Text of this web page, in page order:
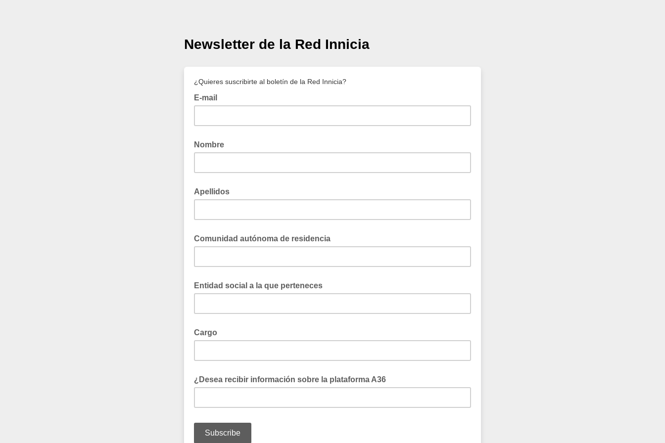
Newsletter de la Red Innicia
¿Quieres suscribirte al boletín de la Red Innicia?
E-mail
Nombre
Apellidos
Comunidad autónoma de residencia
Entidad social a la que perteneces
Cargo
¿Desea recibir información sobre la plataforma A36